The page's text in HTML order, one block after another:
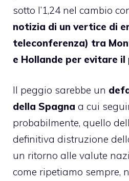
sotto l’1,24 nel cambio
notizia di un vertice di
teleconferenza) tra
e Hollande per evitare il
Il peggio sarebbe un
della Spagna a cui
probabilmente, quello
definitiva distruzione
un ritorno alle valute
come ripetiamo sempre,